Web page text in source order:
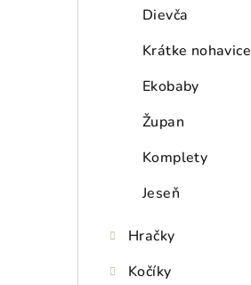
Dievča
Krátke nohavice
Ekobaby
Župan
Komplety
Jeseň
Hračky
Kočíky